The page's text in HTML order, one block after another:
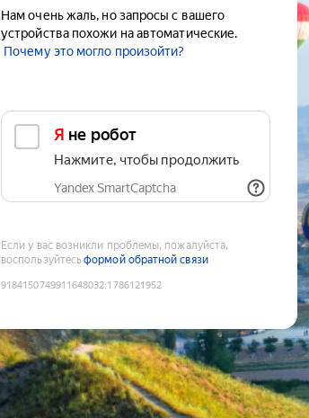
Нам очень жаль, но запросы с вашего
устройства похожи на автоматические.
Почему это могло произойти?
Я не робот
Нажмите, чтобы продолжить
Yandex SmartCaptcha
Если у вас возникли проблемы, пожалуйста,
воспользуйтесьформой обратной связи
9184150749911648032:1786121952